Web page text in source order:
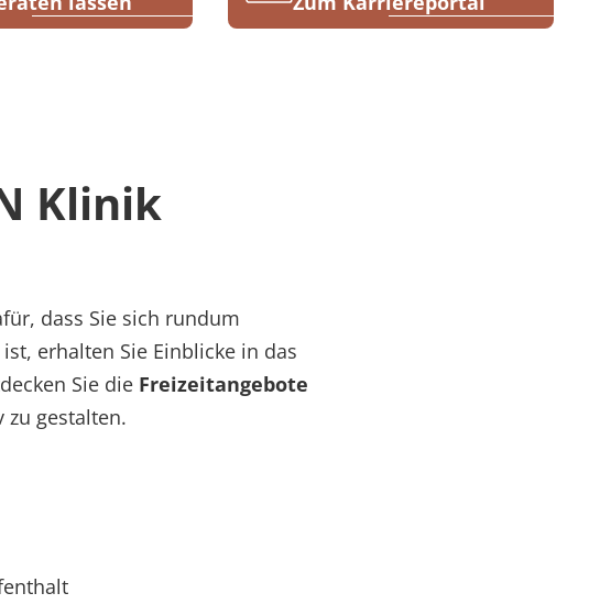
Klinik
dass Sie sich rundum
erhalten Sie Einblicke in das
Sie die Freizeitangebote
zu gestalten.